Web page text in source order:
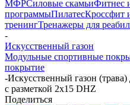
МФРСиловые скамьиФитнес
программыПилатесКроссфит
тренингТренажеры для
-
Искусственный газон
Модульные спортивные
покрытие
-Искусственный газон
с разметкой 2x15 DHZ
Поделиться